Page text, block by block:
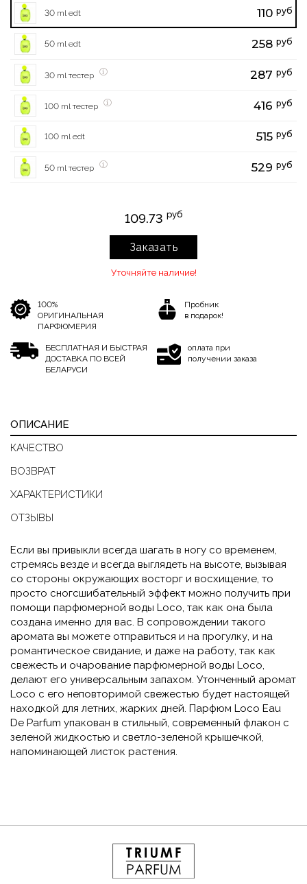
30 ml edt 110 руб
50 ml edt 258 руб
30 ml тестер 287 руб
100 ml тестер 416 руб
100 ml edt 515 руб
50 ml тестер 529 руб
109.73 руб
Заказать
Уточняйте наличие!
100%
ОРИГИНАЛЬНАЯ
ПАРФЮМЕРИЯ
Пробник
в подарок!
БЕСПЛАТНАЯ И БЫСТРАЯ
ДОСТАВКА ПО ВСЕЙ
БЕЛАРУСИ
оплата при
получении заказа
ОПИСАНИЕ
КАЧЕСТВО
ВОЗВРАТ
ХАРАКТЕРИСТИКИ
ОТЗЫВЫ
Если вы привыкли всегда шагать в ногу со временем,
стремясь везде и всегда выглядеть на высоте, вызывая
со стороны окружающих восторг и восхищение, то
просто сногсшибательный эффект можно получить при
помощи парфюмерной воды Loco, так как она была
создана именно для вас. В сопровождении такого
аромата вы можете отправиться и на прогулку, и на
романтическое свидание, и даже на работу, так как
свежесть и очарование парфюмерной воды Loco,
делают его универсальным запахом. Утонченный аромат
Loco с его неповторимой свежестью будет настоящей
находкой для летних, жарких дней. Парфюм Loco Eau
De Parfum упакован в стильный, современный флакон с
зеленой жидкостью и светло-зеленой крышечкой,
напоминающей листок растения.